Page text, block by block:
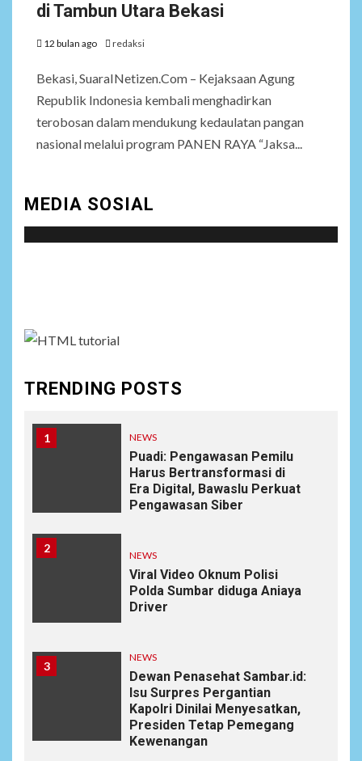
di Tambun Utara Bekasi
12 bulan ago redaksi
Bekasi, SuaraINetizen.Com – Kejaksaan Agung
Republik Indonesia kembali menghadirkan
terobosan dalam mendukung kedaulatan pangan
nasional melalui program PANEN RAYA “Jaksa...
MEDIA SOSIAL
TRENDING POSTS
1 NEWS
Puadi: Pengawasan Pemilu
Harus Bertransformasi di
Era Digital, Bawaslu Perkuat
Pengawasan Siber
2
NEWS
Viral Video Oknum Polisi
Polda Sumbar diduga Aniaya
Driver
3
NEWS
Dewan Penasehat Sambar.id:
Isu Surpres Pergantian
Kapolri Dinilai Menyesatkan,
Presiden Tetap Pemegang
Kewenangan